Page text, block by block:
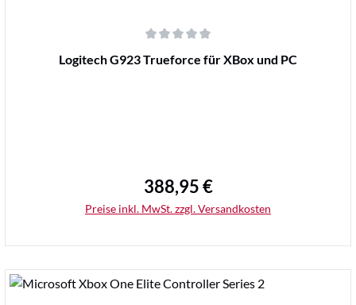
Durchschnittliche Bewertung von 0 von 5 Sternen
Logitech G923 Trueforce für XBox und PC
Regulärer Preis:
388,95 €
Preise inkl. MwSt. zzgl. Versandkosten